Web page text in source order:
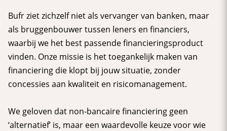
Bufr ziet zichzelf niet als vervanger van banken, maar
als bruggenbouwer tussen leners en financiers,
waarbij we het best passende financieringsproduct
vinden. Onze missie is het toegankelijk maken van
financiering die klopt bij jouw situatie, zonder
concessies aan kwaliteit en risicomanagement.
We geloven dat non-bancaire financiering geen
‘alternatief’ is, maar een waardevolle keuze voor wie